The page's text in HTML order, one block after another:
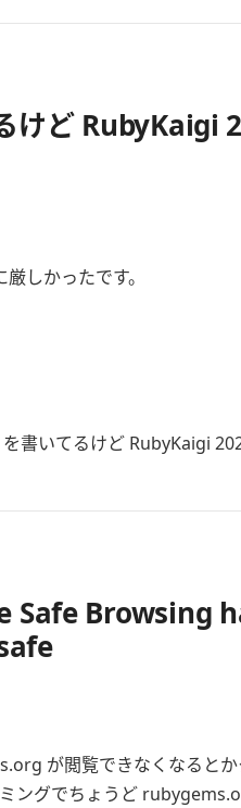
けど RubyKaigi
しかったです。
Safe Browsing
が閲覧できなくなると
ングでちょうど